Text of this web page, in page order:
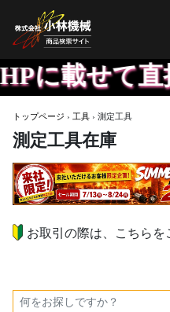
ことにも対
トップページ › 工具 › 測定工具
測定工具在庫
お取引の際は、こちらを